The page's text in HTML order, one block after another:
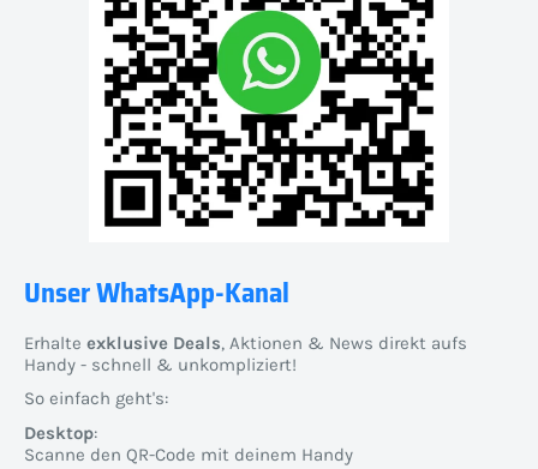
Unser WhatsApp-Kanal
Erhalte exklusive Deals, Aktionen & News direkt aufs
Handy - schnell & unkompliziert!
So einfach geht's:
Desktop:
Scanne den QR-Code mit deinem Handy